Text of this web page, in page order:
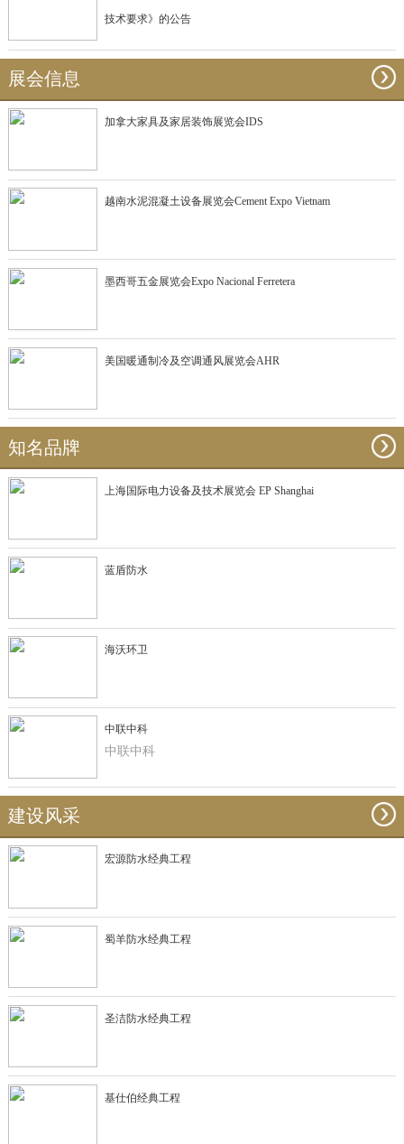
技术要求》的公告
展会信息
加拿大家具及家居装饰展览会IDS
越南水泥混凝土设备展览会Cement Expo Vietnam
墨西哥五金展览会Expo Nacional Ferretera
美国暖通制冷及空调通风展览会AHR
知名品牌
上海国际电力设备及技术展览会 EP Shanghai
蓝盾防水
海沃环卫
中联中科
中联中科
建设风采
宏源防水经典工程
蜀羊防水经典工程
圣洁防水经典工程
基仕伯经典工程